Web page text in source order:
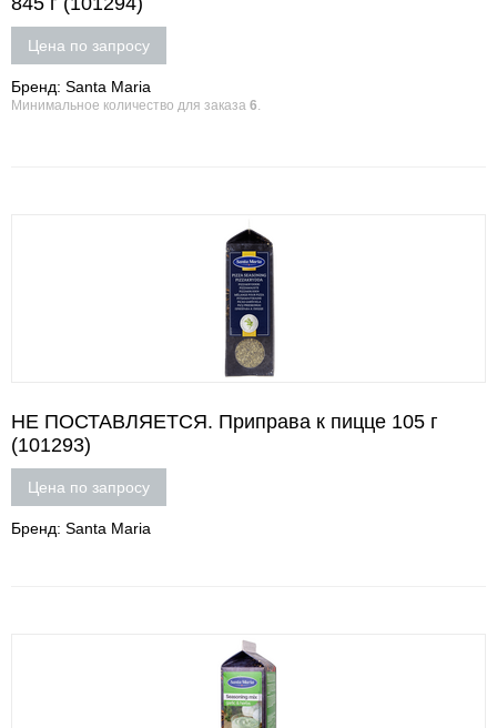
Цена по запросу
Бренд: Santa Maria
Минимальное количество для заказа 6.
НЕ ПОСТАВЛЯЕТСЯ. Приправа к пицце 105 г
(101293)
Цена по запросу
Бренд: Santa Maria